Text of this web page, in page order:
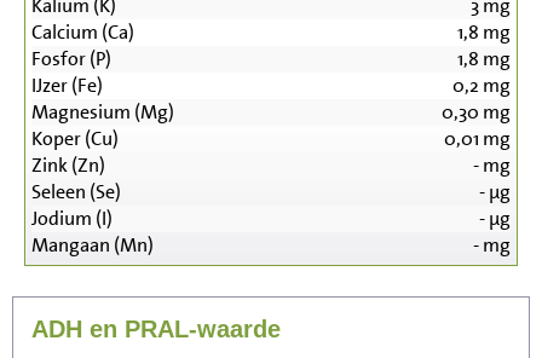
Kalium (K)
3mg
Calcium (Ca)
1,8 mg
Fosfor (P)
1,8 mg
IJzer (Fe)
0,2 mg
Magnesium (Mg)
0,30 mg
Koper (Cu)
0,01 mg
Zink (Zn)
-mg
Seleen (Se)
-µg
Jodium (I)
-µg
Mangaan (Mn)
-mg
ADH en PRAL-waarde